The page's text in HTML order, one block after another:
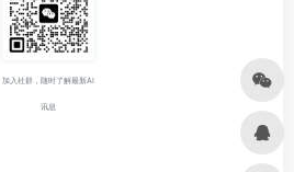
加入社群，随时了解最新AI
讯息